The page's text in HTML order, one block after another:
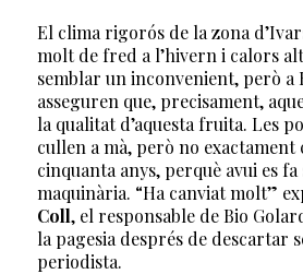
El clima rigorós de la zona
molt de fred a l’hivern i calors
semblar un inconvenient, però a
asseguren que, precisament,
la qualitat d’aquesta fruita. Les
cullen a mà, però no exactament
cinquanta anys, perquè avui es
maquinària. “Ha canviat molt”
Coll, el responsable de Bio
la pagesia després de descartar
periodista.